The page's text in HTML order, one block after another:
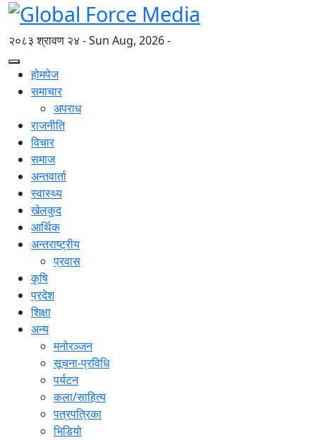
२०८३ श्रावण २४ - Sun Aug, 2026 -
होमपेज
समाचार
अपराध
राजनीति
विचार
समाज
अन्तवार्ता
स्वास्थ्य
खेलकुद
आर्थिक
अन्तराष्ट्रीय
प्रवास
कृषि
प्रदेश
शिक्षा
अन्य
मनोरञ्जन
सूचना-प्रविधि
पर्यटन
कला/साहित्य
पत्रपत्रिका
भिडियो